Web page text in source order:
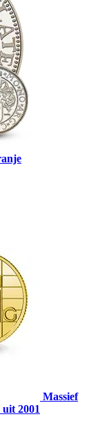
Massief
2001